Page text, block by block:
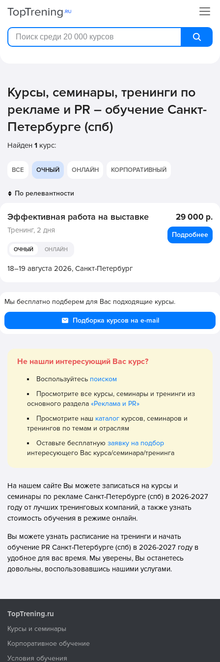
Курсы, семинары, тренинги по
рекламе и PR – обучение Санкт-
Петербурге (спб)
Найден 1 курс:
ВСЕ ОЧНЫЙ ОНЛАЙН КОРПОРАТИВНЫЙ
Эффективная работа на выставке
Тренинг, 2 дня
ОЧНЫЙ ОНЛАЙН
18–19 августа 2026, Санкт-Петербург
29 000 р.
Подробнее
Мы бесплатно подберем для Вас подходящие курсы.
Подборка курсов на e-mail
Не нашли интересующий Вас курс?
Воспользуйтесь поиском
Просмотрите все курсы, семинары и тренинги из
основного раздела «Реклама и PR»
Просмотрите наш каталог курсов, семинаров и
тренингов по темам и отраслям
Оставьте бесплатнуюзаявку на подбор
интересующего Вас курса/семинара/тренинга
На нашем сайте Вы можете записаться на курсы и
семинары по рекламе Санкт-Петербурге (спб) в 2026-2027
году от лучших тренинговых компаний, а также узнать
стоимость обучения в режиме онлайн.
Вы можете узнать расписание на тренинги и начать
обучение PR Санкт-Петербурге (спб) в 2026-2027 году в
удобное для вас время. Мы уверены, Вы останетесь
довольны, воспользовавшись нашими услугами.
TopTrening.ru
Курсы и семинары
Корпоративное обучение
Условия обучения